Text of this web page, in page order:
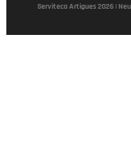
Serviteca Artigues 2026 |